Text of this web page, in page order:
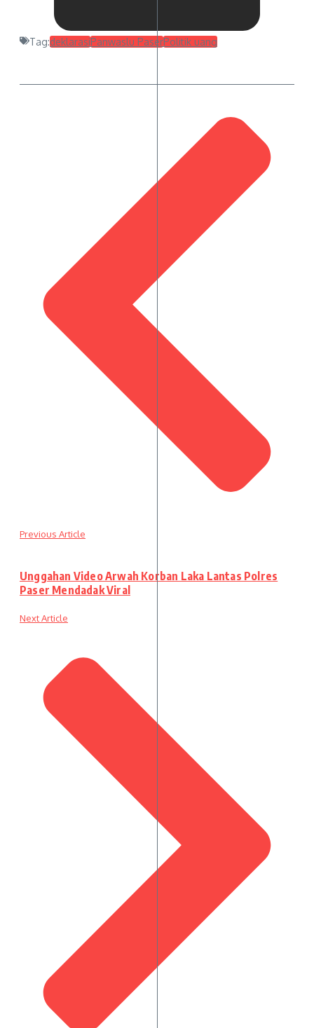
Tag:deklarasiPanwaslu PaserPolitik uang
Previous Article
Unggahan Video Arwah Korban Laka Lantas Polres
Paser Mendadak Viral
Next Article